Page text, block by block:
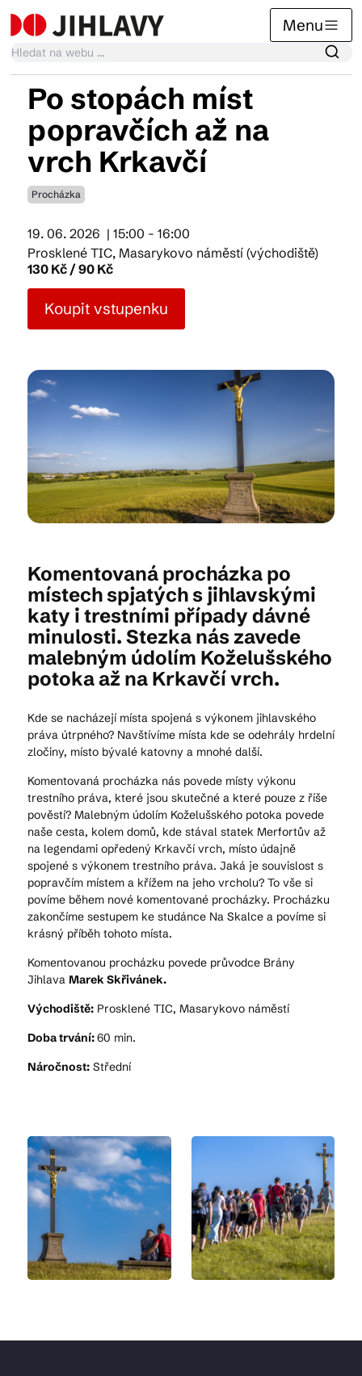
Menu
Kalendář akcí
Tradiční akce
Články
Suvenýry
Kam vyrazit
CS EN DE
© 2026 Brána Jihlavy
Po stopách míst
popravčích až na
vrch Krkavčí
Procházka
19. 06. 2026 | 15:00 - 16:00
Prosklené TIC, Masarykovo náměstí (východiště)
130 Kč / 90 Kč
Koupit vstupenku
Komentovaná procházka po
místech spjatých s jihlavskými
katy i trestními případy dávné
minulosti. Stezka nás zavede
malebným údolím Koželušského
potoka až na Krkavčí vrch.
Kde se nacházejí místa spojená s výkonem jihlavského
práva útrpného? Navštívíme místa kde se odehrály hrdelní
zločiny, místo bývalé katovny a mnohé další.
Komentovaná procházka nás povede místy výkonu
trestního práva, které jsou skutečné a které pouze z říše
pověstí? Malebným údolím Koželušského potoka povede
naše cesta, kolem domů, kde stával statek Merfortův až
na legendami opředený Krkavčí vrch, místo údajně
spojené s výkonem trestního práva. Jaká je souvislost s
popravčím místem a křížem na jeho vrcholu? To vše si
povíme během nové komentované procházky. Procházku
zakončíme sestupem ke studánce Na Skalce a povíme si
krásný příběh tohoto místa.
Komentovanou procházku povede průvodce Brány
Jihlava Marek Skřivánek.
Východiště: Prosklené TIC, Masarykovo náměstí
Doba trvání:60 min.
Náročnost: Střední